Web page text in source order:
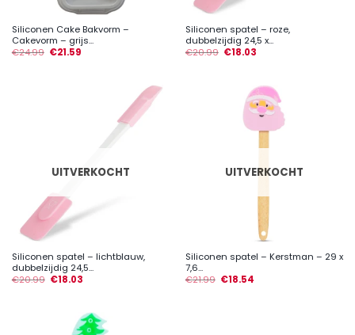
Siliconen Cake Bakvorm –
Cakevorm – grijs...
€24.99 €21.59
Siliconen spatel – roze,
dubbelzijdig 24,5 x...
€20.99 €18.03
UITVERKOCHT
Siliconen spatel – lichtblauw,
dubbelzijdig 24,5...
€20.99 €18.03
UITVERKOCHT
Siliconen spatel – Kerstman – 29 x
7,6...
€21.99 €18.54